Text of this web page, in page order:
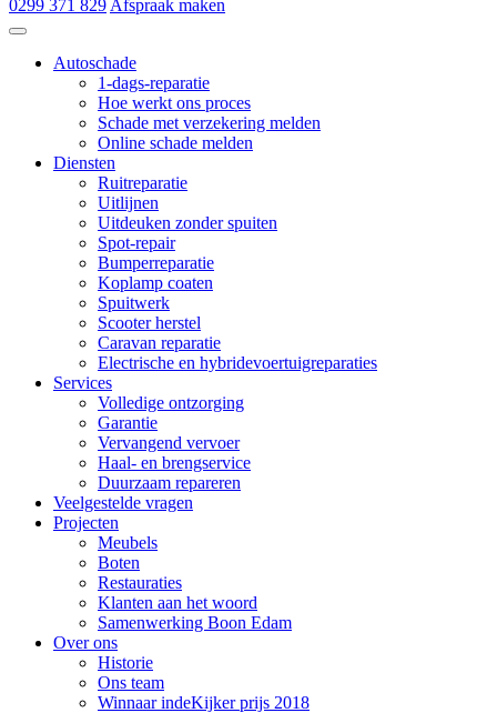
0299 371 829 Afspraak maken
Autoschade
1-dags-reparatie
Hoe werkt ons proces
Schade met verzekering melden
Online schade melden
Diensten
Ruitreparatie
Uitlijnen
Uitdeuken zonder spuiten
Spot-repair
Bumperreparatie
Koplamp coaten
Spuitwerk
Scooter herstel
Caravan reparatie
Electrische en hybridevoertuigreparaties
Services
Volledige ontzorging
Garantie
Vervangend vervoer
Haal- en brengservice
Duurzaam repareren
Veelgestelde vragen
Projecten
Meubels
Boten
Restauraties
Klanten aan het woord
Samenwerking Boon Edam
Over ons
Historie
Ons team
Winnaar indeKijker prijs 2018